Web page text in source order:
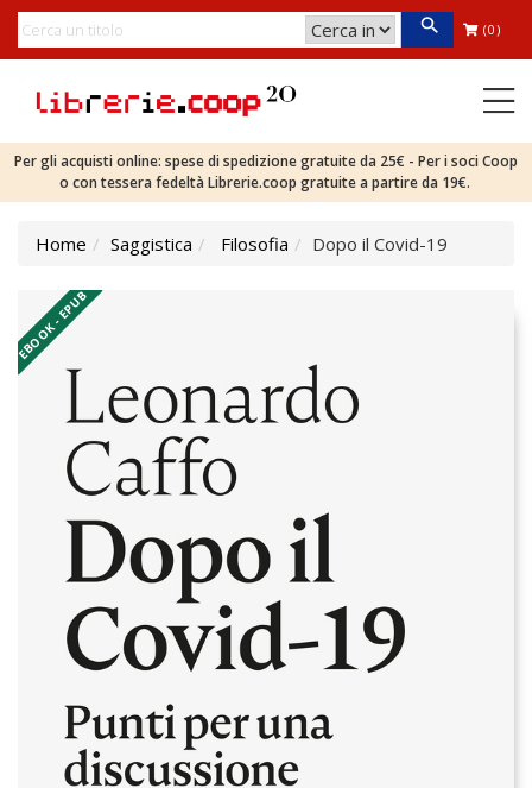
(0)
Per gli acquisti online: spese di spedizione gratuite da 25€ - Per i soci Coop
o con tessera fedeltà Librerie.coop gratuite a partire da 19€.
Home Saggistica Filosofia Dopo il Covid-19
EBOOK - EPUB